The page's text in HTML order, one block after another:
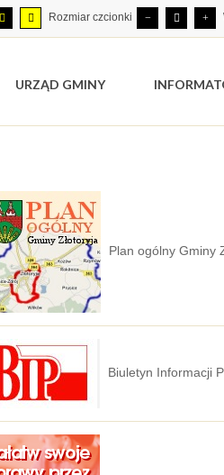
Rozmiar czcionki
URZĄD GMINY
Plan ogólny Gminy
Biuletyn Informacji